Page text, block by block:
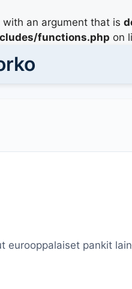
with an argument that is
functions.php on
eurooppalaiset pankit